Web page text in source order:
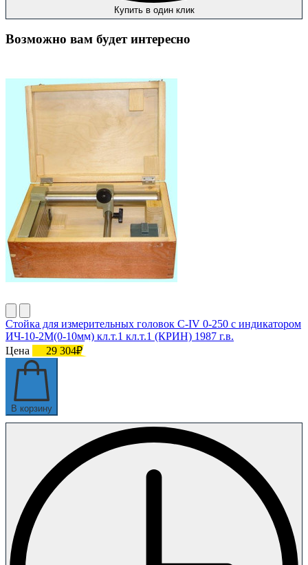
Купить в один клик
Возможно вам будет интересно
Стойка для измерительных головок С-IV 0-250 с индикатором
ИЧ-10-2М(0-10мм) кл.т.1 кл.т.1 (КРИН) 1987 г.в.
Цена
29 304₽
В корзину